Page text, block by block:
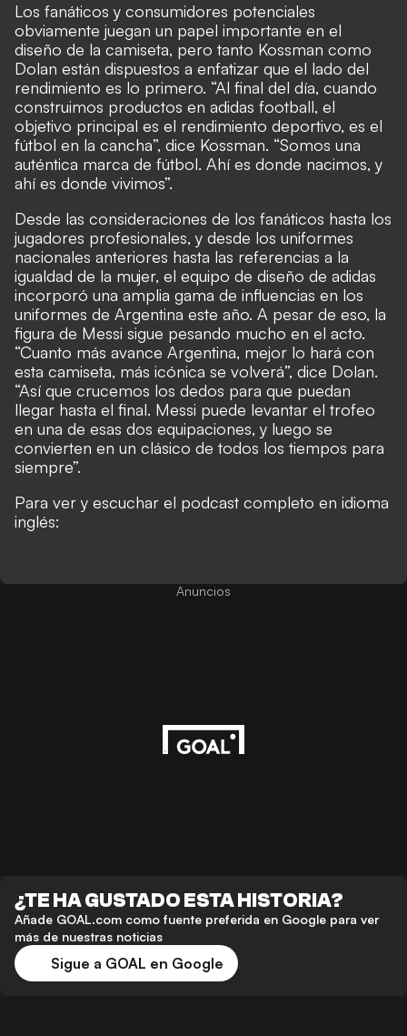
Los fanáticos y consumidores potenciales
obviamente juegan un papel importante en el
diseño de la camiseta, pero tanto Kossman como
Dolan están dispuestos a enfatizar que el lado del
rendimiento es lo primero. “Al final del día, cuando
construimos productos en adidas football, el
objetivo principal es el rendimiento deportivo, es el
fútbol en la cancha”, dice Kossman. “Somos una
auténtica marca de fútbol. Ahí es donde nacimos, y
ahí es donde vivimos”.
Desde las consideraciones de los fanáticos hasta los
jugadores profesionales, y desde los uniformes
nacionales anteriores hasta las referencias a la
igualdad de la mujer, el equipo de diseño de adidas
incorporó una amplia gama de influencias en los
uniformes de Argentina este año. A pesar de eso, la
figura de Messi sigue pesando mucho en el acto.
“Cuanto más avance Argentina, mejor lo hará con
esta camiseta, más icónica se volverá”, dice Dolan.
“Así que crucemos los dedos para que puedan
llegar hasta el final. Messi puede levantar el trofeo
en una de esas dos equipaciones, y luego se
convierten en un clásico de todos los tiempos para
siempre”.
Para ver y escuchar el podcast completo en idioma
inglés:
Anuncios
¿TE HA GUSTADO ESTA HISTORIA?
Añade GOAL.com como fuente preferida en Google para ver
más de nuestras noticias
Sigue a GOAL en Google